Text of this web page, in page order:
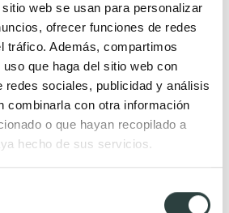
web se usan para personalizar
ofrecer funciones de redes
tráfico. Además, compartimos
que haga del sitio web con
redes sociales, publicidad y análisis
combinarla con otra información
o que hayan recopilado a
hecho de sus servicios.